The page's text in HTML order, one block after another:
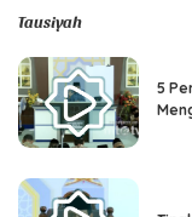
Tausiyah
5